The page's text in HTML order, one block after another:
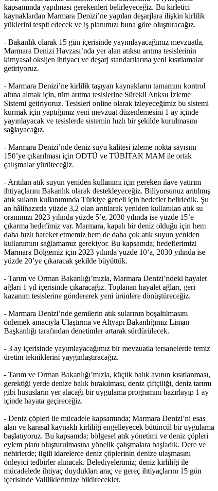
kapsamında yapılması gerekenleri belirleyeceğiz. Bu kirletici
kaynaklardan Marmara Denizi’ne yapılan deşarjlara ilişkin kirlilik
yüklerini tespit edecek ve iş planımızı buna göre oluşturacağız.
- Bakanlık olarak 15 gün içerisinde yayımlayacağımız mevzuatla,
Marmara Denizi Havzası’nda yer alan atıksu arıtma tesislerinin
kimyasal oksijen ihtiyacı ve deşarj standartlarına yeni kısıtlamalar
getiriyoruz.
- Marmara Denizi’ne kirlilik taşıyan kaynakların tamamını kontrol
altına almak için, tüm arıtma tesislerine Sürekli Atıksu İzleme
Sistemi getiriyoruz. Tesisleri online olarak izleyeceğimiz bu sistemi
kurmak için yaptığımız yeni mevzuat düzenlemesini 1 ay içinde
yayınlayacak ve tesislerde sistemin hızlı bir şekilde kurulmasını
sağlayacağız.
- Marmara Denizi’nde deniz suyu kalitesi izleme nokta sayısını
150’ye çıkarılması için ODTÜ ve TÜBİTAK MAM ile ortak
çalışmalar yürüteceğiz.
- Arıtılan atık suyun yeniden kullanımı için gereken ilave yatırım
ihtiyaçlarını Bakanlık olarak destekleyeceğiz. Biliyorsunuz arıtılmış
atık suların kullanımında Türkiye geneli için hedefler belirledik. Şu
an hâlihazırda yüzde 3,2 olan arıtılarak yeniden kullanılan atık su
oranımızı 2023 yılında yüzde 5’e, 2030 yılında ise yüzde 15’e
çıkarma hedefimiz var. Marmara, kapalı bir deniz olduğu için hem
daha hızlı hareket etmemiz hem de daha çok atık suyun yeniden
kullanımını sağlamamız gerekiyor. Bu kapsamda; hedeflerimizi
Marmara Bölgemiz için 2023 yılında yüzde 10’a, 2030 yılında ise
yüzde 20’ye çıkaracak şekilde büyüttük.
- Tarım ve Orman Bakanlığı’mızla, Marmara Denizi’ndeki hayalet
ağları 1 yıl içerisinde çıkaracağız. Toplanan hayalet ağları, geri
kazanım tesislerine göndererek yeni ürünlere dönüştüreceğiz.
- Marmara Denizi’nde gemilerin atık sularının boşaltılmasını
önlemek amacıyla Ulaştırma ve Altyapı Bakanlığımız Liman
Başkanlığı tarafından denetimler artarak sürdürülecek.
- 3 ay içerisinde yayımlayacağımız bir mevzuatla tersanelerde temiz
üretim tekniklerini yaygınlaştıracağız.
- Tarım ve Orman Bakanlığı’mızla, küçük balık avının kısıtlanması,
gerektiği yerde denize balık bırakılması, deniz çiftçiliği, deniz tarımı
gibi hususların yer alacağı bir uygulama programını hazırlayıp 1 ay
içinde hayata geçireceğiz.
- Deniz çöpleri ile mücadele kapsamında; Marmara Denizi’ni esas
alan ve karasal kaynaklı kirliliği engelleyecek bütüncül bir uygulama
başlatıyoruz. Bu kapsamda; bölgesel atık yönetimi ve deniz çöpleri
eylem planı oluşturulmasına yönelik çalışmalara başladık. Dere ve
nehirlerde; ilgili idarelerce deniz çöplerinin denize ulaşmasını
önleyici tedbirler alınacak. Belediyelerimiz; deniz kirliliği ile
mücadelede ihtiyaç duydukları araç ve gereç ihtiyaçlarını 15 gün
içerisinde Valiliklerimize bildirecekler.